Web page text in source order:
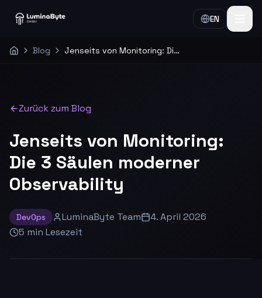
EN
Home Blog Jenseits von Monitoring: Die 3 Säulen moderner Observability
Zurück zum Blog
Jenseits von Monitoring:
Die 3 Säulen moderner
Observability
DevOps LuminaByte Team
4. April 2026
5 min Lesezeit